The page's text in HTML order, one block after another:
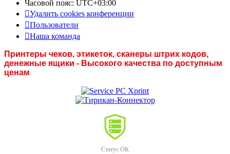
Часовой пояс: UTC+03:00
Удалить cookies конференции
Пользователи
Наша команда
Принтеры чеков, этикеток, сканеры штрих кодов,
денежные ящики - Высокого качества по доступным
ценам
Статус ОК